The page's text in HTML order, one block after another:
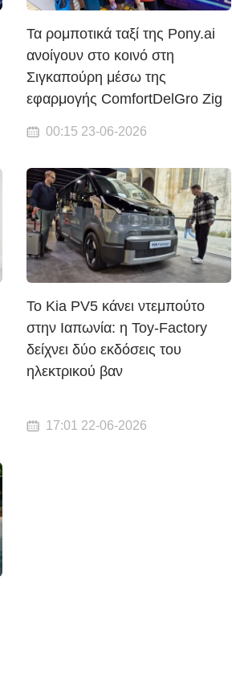
Τα ρομποτικά ταξί της Pony.ai
ανοίγουν στο κοινό στη
Σιγκαπούρη μέσω της
εφαρμογής ComfortDelGro Zig
00:15 23-06-2026
Το Kia PV5 κάνει ντεμπούτο
στην Ιαπωνία: η Toy-Factory
δείχνει δύο εκδόσεις του
ηλεκτρικού βαν
17:01 22-06-2026